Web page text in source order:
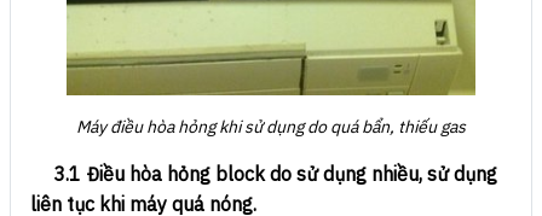
Máy điều hòa hỏng khi sử dụng do quá bẩn, thiếu gas
3.1 Điều hòa hỏng block do sử dụng nhiều, sử dụng
liên tục khi máy quá nóng.